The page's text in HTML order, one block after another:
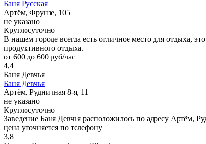
Баня Русская
Артём, Фрунзе, 105
не указано
Круглосуточно
В нашем городе всегда есть отличное место для отдыха,
продуктивного отдыха.
от 600 до 600 руб/час
4,4
Баня Девчья
Баня Девчья
Артём, Рудничная 8-я, 11
не указано
Круглосуточно
Заведение Баня Девчья расположилось по адресу Артём,
цена уточняется по телефону
3,8